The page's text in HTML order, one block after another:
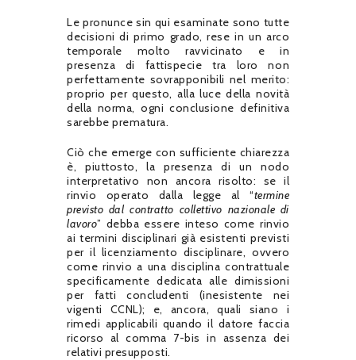
Le pronunce sin qui esaminate sono tutte
decisioni di primo grado, rese in un arco
temporale molto ravvicinato e in
presenza di fattispecie tra loro non
perfettamente sovrapponibili nel merito:
proprio per questo, alla luce della novità
della norma, ogni conclusione definitiva
sarebbe prematura.
Ciò che emerge con sufficiente chiarezza
è, piuttosto, la presenza di un nodo
interpretativo non ancora risolto: se il
rinvio operato dalla legge al “termine
previsto dal contratto collettivo nazionale di
lavoro” debba essere inteso come rinvio
ai termini disciplinari già esistenti previsti
per il licenziamento disciplinare, ovvero
come rinvio a una disciplina contrattuale
specificamente dedicata alle dimissioni
per fatti concludenti (inesistente nei
vigenti CCNL); e, ancora, quali siano i
rimedi applicabili quando il datore faccia
ricorso al comma 7-bis in assenza dei
relativi presupposti.